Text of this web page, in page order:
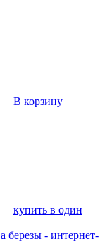
В корзину
купить в один